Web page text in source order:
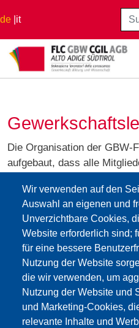
de it
Wir verwenden auf den
Auswahl an eigenen und
Unverzichtbare Cookies,
Website erforderlich sind;
für eine bessere
Nutzung der Website
die wir verwenden, um
Nutzung der Website und
und Marketing-Cookies,
relevante Inhalte und
Startseite
Die Organisation der
aufgebaut, dass alle
staatlicher Art und der
des Konservatoriums "C.
Schulführungskräfte und für
der Freien Universität
Die verschiedenen
und Sekretariat arbeiten
Auf dernächsten Seite
Kongress im Jahre 2018.